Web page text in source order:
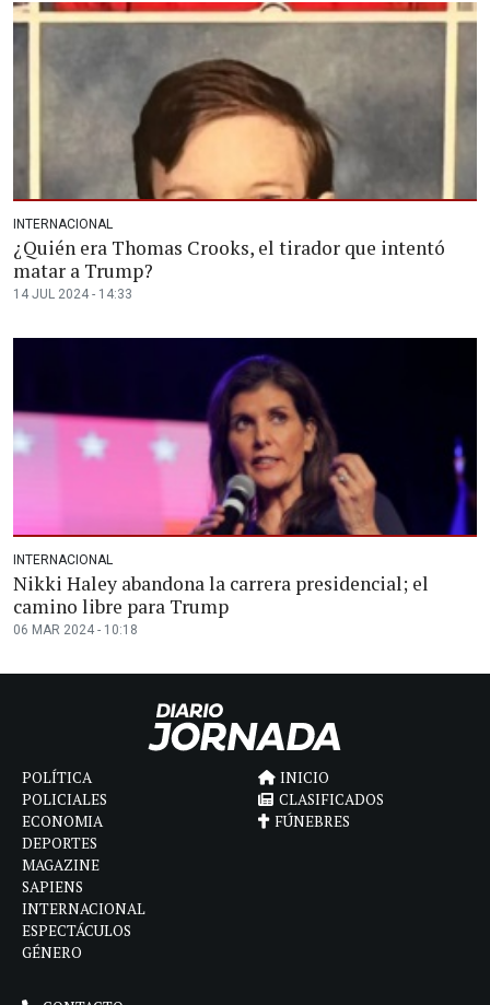
INTERNACIONAL
¿Quién era Thomas Crooks, el tirador que intentó
matar a Trump?
14 JUL 2024 - 14:33
INTERNACIONAL
Nikki Haley abandona la carrera presidencial; el
camino libre para Trump
06 MAR 2024 - 10:18
POLÍTICA
POLICIALES
ECONOMIA
DEPORTES
MAGAZINE
SAPIENS
INTERNACIONAL
ESPECTÁCULOS
GÉNERO
INICIO
CLASIFICADOS
FÚNEBRES